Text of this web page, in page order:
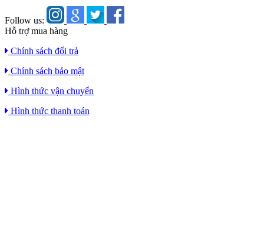
Follow us:
Hỗ trợ mua hàng
Chính sách đổi trả
Chính sách bảo mật
Hình thức vận chuyển
Hình thức thanh toán